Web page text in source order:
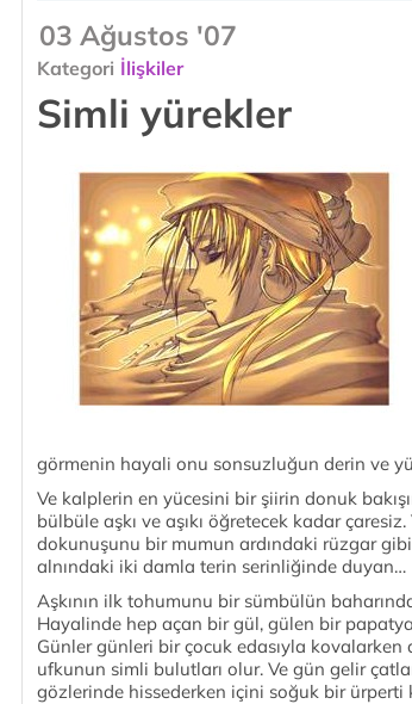
03 Ağustos '07
Kategori İlişkiler
Simli yürekler
görmenin hayali onu sonsuzluğun derin ve
Ve kalplerin en yücesini bir şiirin donuk
bülbüle aşkı ve aşıkı öğretecek kadar
dokunuşunu bir mumun ardındaki rüzgar gibi
alnındaki iki damla terin serinliğinde duyan…
Aşkının ilk tohumunu bir sümbülün
Hayalinde hep açan bir gül, gülen bir
Günler günleri bir çocuk edasıyla kovalarken
ufkunun simli bulutları olur. Ve gün gelir
gözlerinde hissederken içini soğuk bir ürperti